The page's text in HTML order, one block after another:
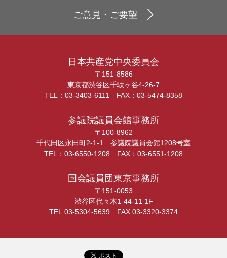
ご意見・ご要望
日本共産党中央委員会
〒151-8586
東京都渋谷区千駄ヶ谷4-26-7
TEL：03-3403-6111 FAX：03-5474-8358
参議院議員会館事務所
〒100-8962
千代田区永田町2-1-1 参議院議員会館1208号室
TEL：03-6550-1208 FAX：03-6551-1208
国会議員団東京事務所
〒151-0053
渋谷区代々木1-44-11 1F
TEL:03-5304-5639 FAX:03-3320-3374